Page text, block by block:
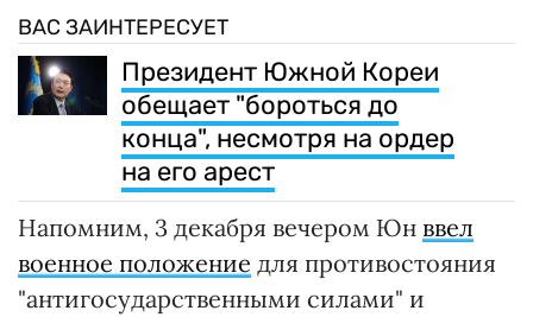
ВАС ЗАИНТЕРЕСУЕТ
Президент Южной Кореи
обещает "бороться до
конца", несмотря на ордер
на его арест
Напомним, 3 декабря вечером Юн ввел
военное положение для противостояния
"антигосударственными силами" и